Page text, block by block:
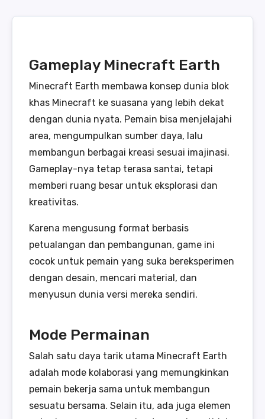
Gameplay Minecraft Earth
Minecraft Earth membawa konsep dunia blok
khas Minecraft ke suasana yang lebih dekat
dengan dunia nyata. Pemain bisa menjelajahi
area, mengumpulkan sumber daya, lalu
membangun berbagai kreasi sesuai imajinasi.
Gameplay-nya tetap terasa santai, tetapi
memberi ruang besar untuk eksplorasi dan
kreativitas.
Karena mengusung format berbasis
petualangan dan pembangunan, game ini
cocok untuk pemain yang suka bereksperimen
dengan desain, mencari material, dan
menyusun dunia versi mereka sendiri.
Mode Permainan
Salah satu daya tarik utama Minecraft Earth
adalah mode kolaborasi yang memungkinkan
pemain bekerja sama untuk membangun
sesuatu bersama. Selain itu, ada juga elemen